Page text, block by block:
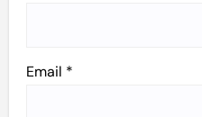
Email *